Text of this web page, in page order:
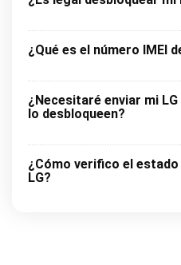
¿Qué es el número IMEI
¿Necesitaré enviar mi
lo desbloqueen?
¿Cómo verifico el
LG?